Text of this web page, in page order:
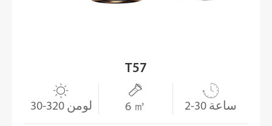
T57

30-320 لومن

6 ㎡

2-30 ساعة